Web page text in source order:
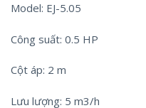
Model: EJ-5.05
Công suất: 0.5 HP
Cột áp: 2 m
Lưu lượng: 5 m3/h